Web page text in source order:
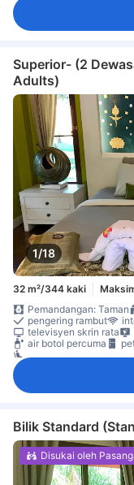
Superior- (2
Adults)
1/18
32 m²/344 kaki
Pemandangan: Taman
pengering rambut
televisyen skrin rata
air botol percuma
kawasan tempat duduk
Bilik Standard
Disukai oleh